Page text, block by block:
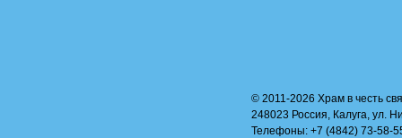
© 2011-2026 Храм в честь
248023 Россия, Калуга, ул.
Телефоны: +7 (4842) 73-58-